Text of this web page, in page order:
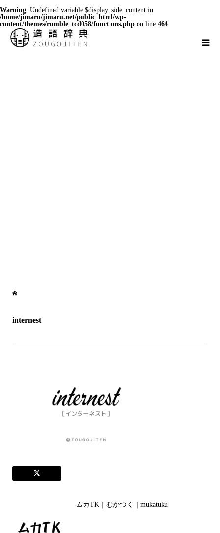
Warning: Undefined variable $display_side_content in
/home/jimaru/jimaru.net/public_html/wp-
content/themes/rumble_tcd058/functions.php on line 464
internest
ムカTK｜むかつく｜mukatuku